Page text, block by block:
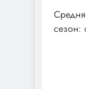
сезон: